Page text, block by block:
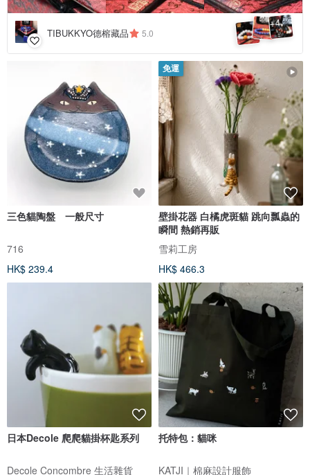
TIBUKKYO德榕藏品 5.0 +4
三色貓陶盤 一般尺寸
716
HK$ 239.4
免運
壁掛花器 白橘虎斑貓 跳向瓢蟲的
瞬間 熱銷再販
雪莉工房
HK$ 466.3
日本Decole 爬爬貓掛杯匙系列
Decole Concombre 生活雜貨
托特包：貓咪
KATJI｜棉麻設計服飾